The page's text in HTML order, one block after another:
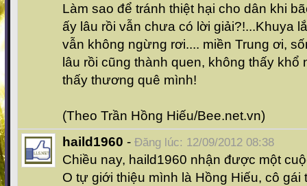
Làm sao để tránh thiệt hại cho dân khi
ấy lâu rồi vẫn chưa có lời giải?!...Khuya
vẫn không ngừng rơi.... miền Trung ơi,
lâu rồi cũng thành quen, không thấy
thấy thương quê mình!
(Theo Trần Hồng Hiếu/Bee.net.vn)
haild1960 - Đăng lúc: 12/09/2012 08:38
Chiều nay, haild1960 nhận được một
O tự giới thiệu mình là Hồng Hiếu, cô gái